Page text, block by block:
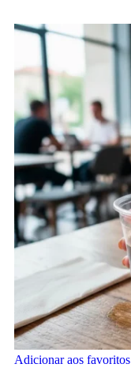
Adicionar aos favoritos